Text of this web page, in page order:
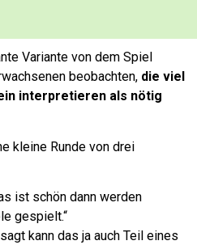
Variante von dem Spiel
beobachten, die viel
interpretieren als nötig
kleine Runde von drei
ist schön dann werden
gespielt.“
kann das ja auch Teil eines